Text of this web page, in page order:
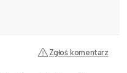
Zgłoś komentarz